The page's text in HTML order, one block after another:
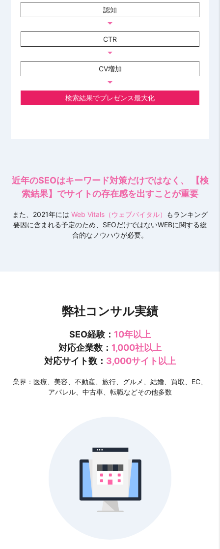
認知
arrow_drop_down
CTR
arrow_drop_down
CV増加
arrow_drop_down
検索結果でプレゼンス最大化
近年のSEOはキーワード対策だけではなく、 【検
索結果】でサイトの存在感を出すことが重要
また、2021年には Web Vitals（ウェブバイタル）
もランキング
要因に含まれる予定のため、SEOだけではないWEBに関する総
合的なノウハウが必要。
弊社コンサル実績
SEO経験： 10年以上
対応企業数： 1,000社以上
対応サイト数： 3,000サイト以上
業界：医療、美容、不動産、旅行、グルメ、結婚、買取、EC、
アパレル、中古車、転職などその他多数